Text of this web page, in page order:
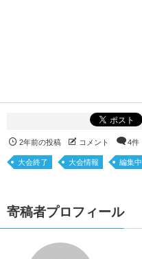
2年前の投稿 コメント 4件
大会終了 大会情報 編集中
寄稿者プロフィール